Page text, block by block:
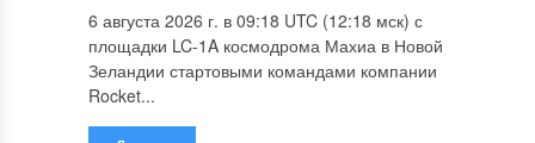
6 августа 2026 г. в 09:18 UTC (12:18 мск) с
площадки LC-1A космодрома Махиа в Новой
Зеландии стартовыми командами компании
Rocket...